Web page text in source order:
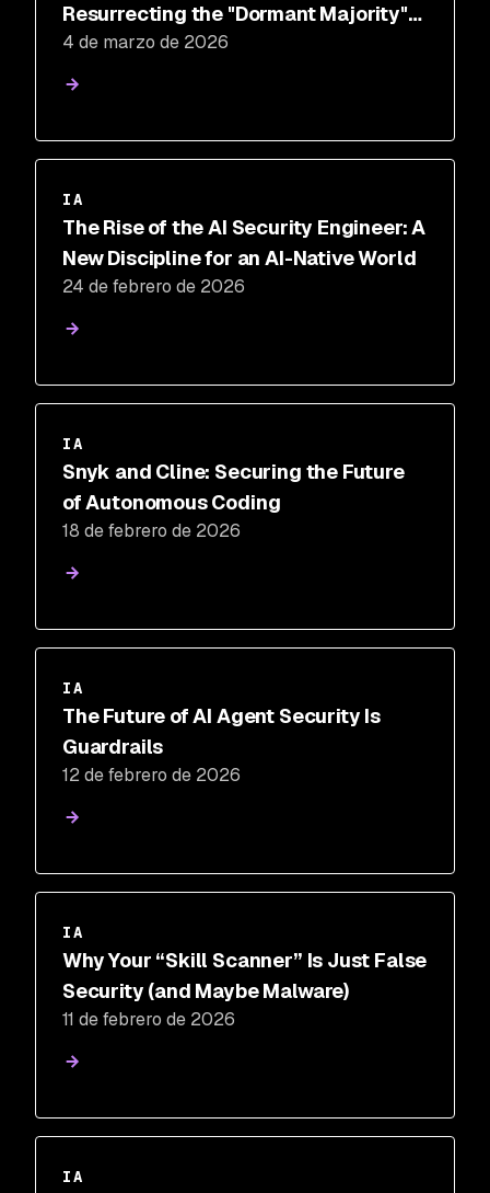
Resurrecting the "Dormant Majority"
of Open Source
4 de marzo de 2026
IA
The Rise of the AI Security Engineer: A
New Discipline for an AI-Native World
24 de febrero de 2026
IA
Snyk and Cline: Securing the Future
of Autonomous Coding
18 de febrero de 2026
IA
The Future of AI Agent Security Is
Guardrails
12 de febrero de 2026
IA
Why Your “Skill Scanner” Is Just False
Security (and Maybe Malware)
11 de febrero de 2026
IA